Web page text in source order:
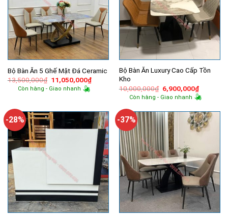
Bộ Bàn Ăn 5 Ghế Mặt Đá Ceramic
13,500,000₫ Giá
gốc
là:
11,050,000₫Giá
hiện
Còn hàng - Giao nhanh
Bộ Bàn Ăn Luxury Cao Cấp Tồn
Kho
10,000,000₫ Giá
gốc
là:
6,900,000₫Giá
hiện
tại
Còn hàng - Giao nhanh
-28% -37%